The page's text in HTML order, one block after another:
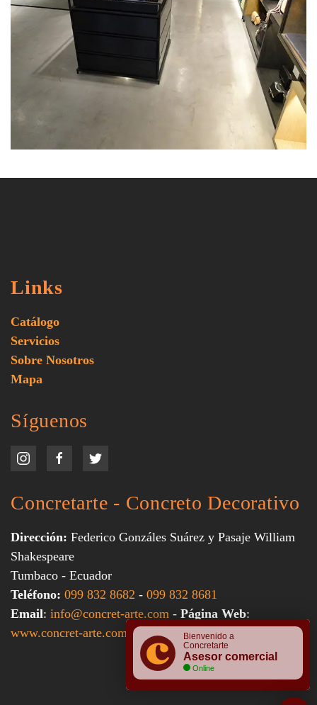
Links
Catálogo
Servicios
Sobre Nosotros
Mapa
Síguenos
Concretarte - Concreto Decorativo
Dirección: Federico Gonzáles Suárez y Pasaje William
Shakespeare
Tumbaco - Ecuador
Teléfono: 099 832 8682 - 099 832 8681
Email: info@concret-arte.com - Página Web:
www.concret-arte.com
Bienvenido a
Concretarte
Asesor comercial
Online